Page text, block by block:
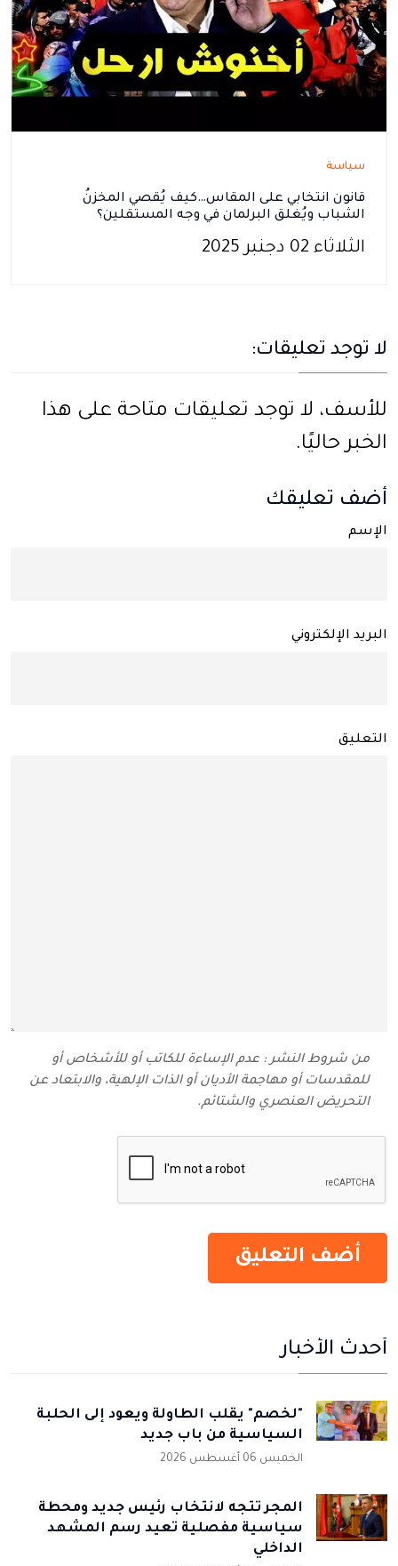
سياسة
قانون انتخابي على المقاس…كيف يُقصي المخزنُ
الشباب ويُغلق البرلمان في وجه المستقلين؟
الثلاثاء 02 دجنبر 2025
لا توجد تعليقات:
للأسف، لا توجد تعليقات متاحة على هذا
الخبر حاليًا.
أضف تعليقك
الإسم
البريد الإلكتروني
التعليق
من شروط النشر : عدم الإساءة للكاتب أو للأشخاص أو
للمقدسات أو مهاجمة الأديان أو الذات الإلهية، والابتعاد عن
التحريض العنصري والشتائم‬.
أحدث الأخبار
"لخصم" يقلب الطاولة ويعود إلى الحلبة
السياسية من باب جديد
الخميس 06 أغسطس 2026
المجر تتجه لانتخاب رئيس جديد ومحطة
سياسية مفصلية تعيد رسم المشهد
الداخلي